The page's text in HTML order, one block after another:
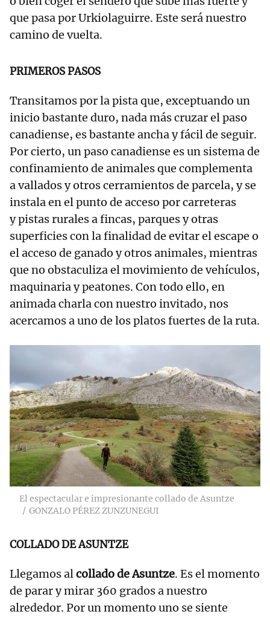
que pasa por Urkiolaguirre. Este será nuestro
camino de vuelta.
PRIMEROS PASOS
Transitamos por la pista que, exceptuando un
inicio bastante duro, nada más cruzar el paso
canadiense, es bastante ancha y fácil de seguir.
Por cierto, un paso canadiense es un sistema de
confinamiento de animales que complementa
a vallados y otros cerramientos de parcela, y se
instala en el punto de acceso por carreteras
y pistas rurales a fincas, parques y otras
superficies con la finalidad de evitar el escape o
el acceso de ganado y otros animales, mientras
que no obstaculiza el movimiento de vehículos,
maquinaria y peatones. Con todo ello, en
animada charla con nuestro invitado, nos
acercamos a uno de los platos fuertes de la ruta.
El espectacular e impresionante collado de Asuntze
GONZALO PÉREZ ZUNZUNEGUI
COLLADO DE ASUNTZE
Llegamos alcollado de Asuntze. Es el momento
de parar y mirar 360 grados a nuestro
alrededor. Por un momento uno se siente